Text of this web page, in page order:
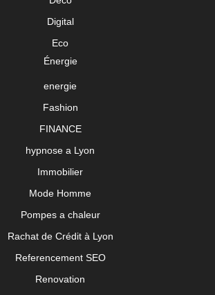
Digital
Eco
Énergie
energie
Fashion
FINANCE
hypnose a Lyon
Immobilier
Mode Homme
Pompes a chaleur
Rachat de Crédit à Lyon
Referencement SEO
Renovation